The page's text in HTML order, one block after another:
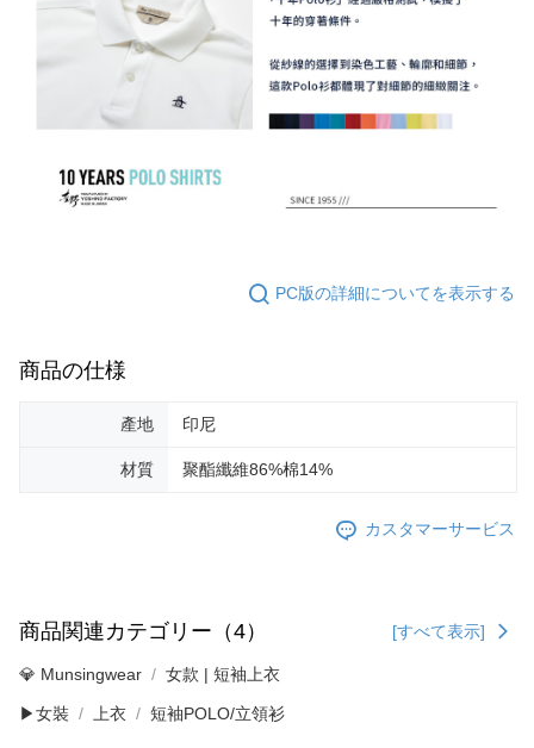
PC版の詳細についてを表示する
商品の仕様
產地 印尼
材質 聚酯纖維86%棉14%
カスタマーサービス
商品関連カテゴリー（4） [すべて表示]
💎 Munsingwear 女款 | 短袖上衣
▶女裝 上衣 短袖POLO/立領衫